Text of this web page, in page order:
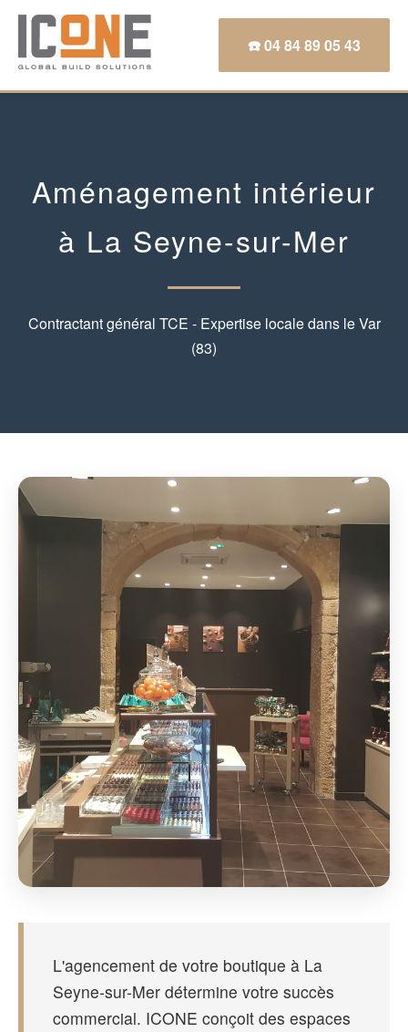
☎️ 04 84 89 05 43
Aménagement intérieur
à La Seyne-sur-Mer
Contractant général TCE - Expertise locale dans le Var
(83)
L'agencement de votre boutique à La
Seyne-sur-Mer détermine votre succès
commercial. ICONE conçoit des espaces